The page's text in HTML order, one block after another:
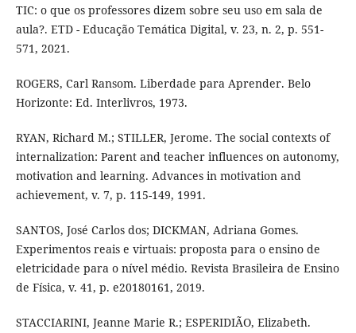
TIC: o que os professores dizem sobre seu uso em sala de
aula?. ETD - Educação Temática Digital, v. 23, n. 2, p. 551-
571, 2021.
ROGERS, Carl Ransom. Liberdade para Aprender. Belo
Horizonte: Ed. Interlivros, 1973.
RYAN, Richard M.; STILLER, Jerome. The social contexts of
internalization: Parent and teacher influences on autonomy,
motivation and learning. Advances in motivation and
achievement, v. 7, p. 115-149, 1991.
SANTOS, José Carlos dos; DICKMAN, Adriana Gomes.
Experimentos reais e virtuais: proposta para o ensino de
eletricidade para o nível médio. Revista Brasileira de Ensino
de Física, v. 41, p. e20180161, 2019.
STACCIARINI, Jeanne Marie R.; ESPERIDIÃO, Elizabeth.